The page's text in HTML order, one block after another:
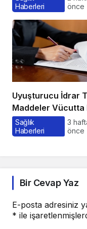
Haberleri
önce
Uyuşturucu İdrar
Maddeler Vücutta
Kadar Kalır, Süreç
Nasıl İşler?
Sağlık
Haberleri
3
önce
Bir Cevap Yaz
E-posta adresiniz
* ile